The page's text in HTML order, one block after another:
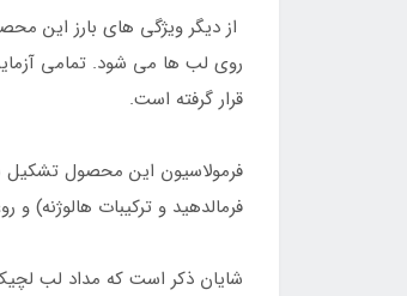
از دیگر ویژگی های بارز این
روی لب ها می شود. تمامی
قرار گرفته است.
فرمولاسیون این محصول تشکیل
فرمالدهید و ترکیبات هالوژنه)
شایان ذکر است که مداد لب